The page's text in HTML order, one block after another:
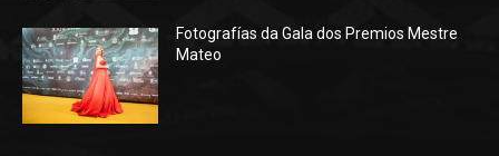
Fotografías da Gala dos Premios Mestre
Mateo